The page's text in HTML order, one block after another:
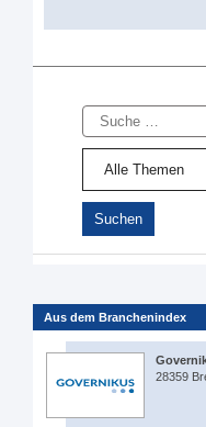
Suche
Aus dem Branchenindex
28359